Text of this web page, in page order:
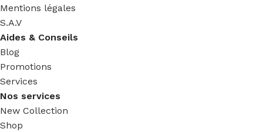
Mentions légales
S.A.V
Aides & Conseils
Blog
Promotions
Services
Nos services
New Collection
Shop